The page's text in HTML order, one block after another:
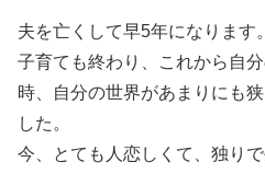
夫を亡くして早5年になります。
子育ても終わり、これから自
時、自分の世界があまりにも
した。
今、とても人恋しくて、独り